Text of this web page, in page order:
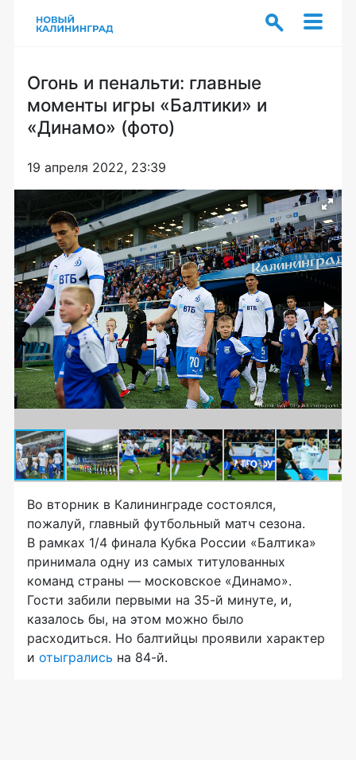
Огонь и пенальти: главные
моменты игры «Балтики» и
«Динамо» (фото)
19 апреля 2022, 23:39
Во вторник в Калининграде состоялся,
пожалуй, главный футбольный матч сезона.
В рамках 1/4 финала Кубка России «Балтика»
принимала одну из самых титулованных
команд страны — московское «Динамо».
Гости забили первыми на 35-й минуте, и,
казалось бы, на этом можно было
расходиться. Но балтийцы проявили характер
и отыгрались на 84-й.